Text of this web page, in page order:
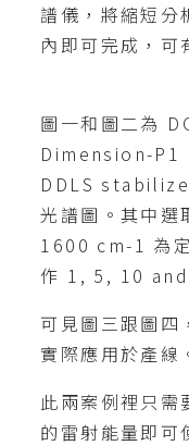
譜儀，將縮短分
內即可完成，可
圖一和圖二為
Dimension-
DDLS
光譜圖。其中
1600 cm-1 為
作 1, 5, 10 and
可見圖三跟圖四
實際應用於產線
此兩案例裡只
的雷射能量即